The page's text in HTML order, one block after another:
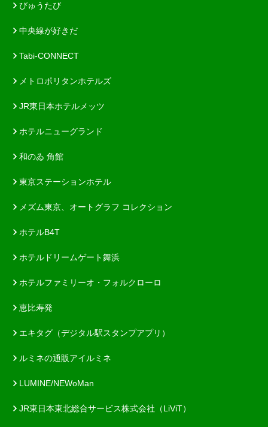
びゅうたび
中央線が好きだ
Tabi-CONNECT
メトロポリタンホテルズ
JR東日本ホテルメッツ
ホテルニューグランド
和のゐ 角館
東京ステーションホテル
メズム東京、オートグラフ コレクション
ホテルB4T
ホテルドリームゲート舞浜
ホテルファミリーオ・フォルクローロ
恵比寿発
エキタグ（デジタル駅スタンプアプリ）
ルミネの通販アイルミネ
LUMINE/NEWoMan
JR東日本東北総合サービス株式会社（LiViT）